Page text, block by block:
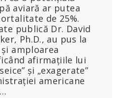
aviară ar putea
de 25%.
publică Dr. David
Ph.D., au pus la
amploarea
afirmațiile lui
și „exagerate”
americane